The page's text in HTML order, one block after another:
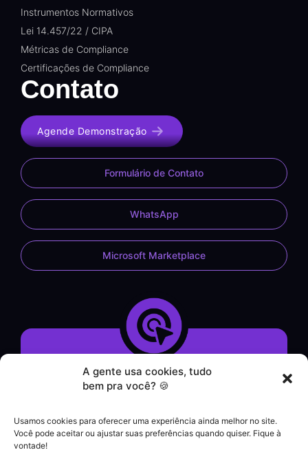
A gente usa cookies, tudo
bem pra você? 🍪
Usamos cookies para oferecer uma experiência ainda melhor no site.
Você pode aceitar ou ajustar suas preferências quando quiser. Fique à
vontade!
Instrumentos Normativos
Lei 14.457/22 / CIPA
Métricas de Compliance
Certificações de Compliance
Contato
Agende Demonstração
Formulário de Contato
WhatsApp
Microsoft Marketplace
Demonstração do Sistema
Formulário de Contato
Helpdesk
|